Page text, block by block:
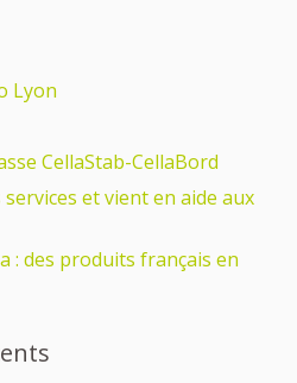
Lyon
CellaStab-CellaBord
et vient en aide aux
: des produits français en